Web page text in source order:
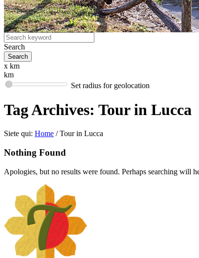
Search
x km
km
Set radius for geolocation
Tag Archives: Tour in Lucca
Siete qui: Home / Tour in Lucca
Nothing Found
Apologies, but no results were found. Perhaps searching will